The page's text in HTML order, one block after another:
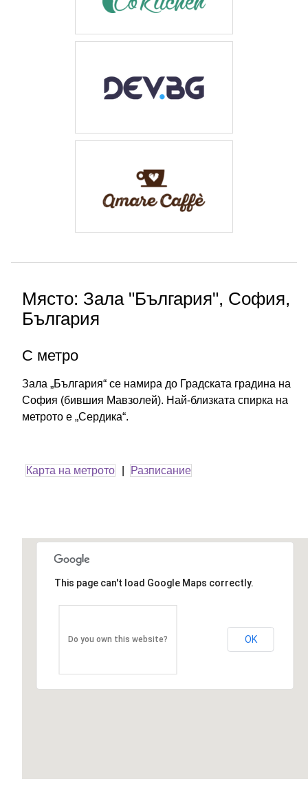
Място: Зала "България", София,
България
С метро
Зала „България“ се намира до Градската градина на
София (бившия Мавзолей). Най-близката спирка на
метрото е „Сердика“.
Карта на метрото Разписание
This page can't load Google Maps correctly.
Do you own this website? OK